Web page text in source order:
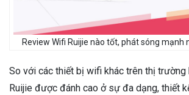
Review Wifi Ruijie nào tốt, phát sóng mạnh
So với các thiết bị wifi khác trên thị trường
Ruijie được đánh cao ở sự đa dạng, thiết